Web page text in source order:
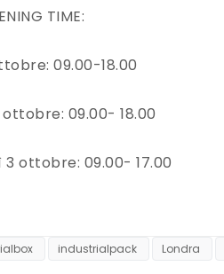
TIME:
09.00-18.00
09.00- 18.00
ottobre: 09.00- 17.00
industrialpack Londra